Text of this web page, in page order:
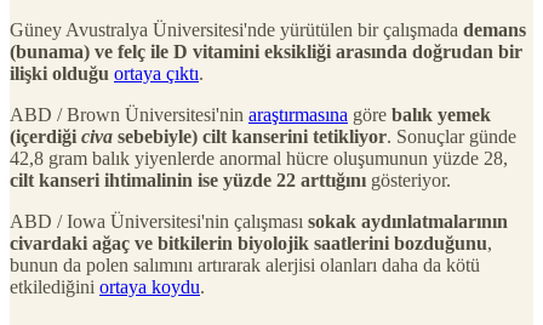
Güney Avustralya Üniversitesi'nde yürütülen bir çalışmada demans
(bunama) ve felç ile D vitamini eksikliği arasında doğrudan bir
ilişki olduğu ortaya çıktı.
ABD / Brown Üniversitesi'nin araştırmasına göre balık yemek
(içerdiği civa sebebiyle) cilt kanserini tetikliyor. Sonuçlar günde
42,8 gram balık yiyenlerde anormal hücre oluşumunun yüzde 28,
cilt kanseri ihtimalinin ise yüzde 22 arttığını gösteriyor.
ABD / Iowa Üniversitesi'nin çalışması sokak aydınlatmalarının
civardaki ağaç ve bitkilerin biyolojik saatlerini bozduğunu,
bunun da polen salımını artırarak alerjisi olanları daha da kötü
etkilediğini ortaya koydu.